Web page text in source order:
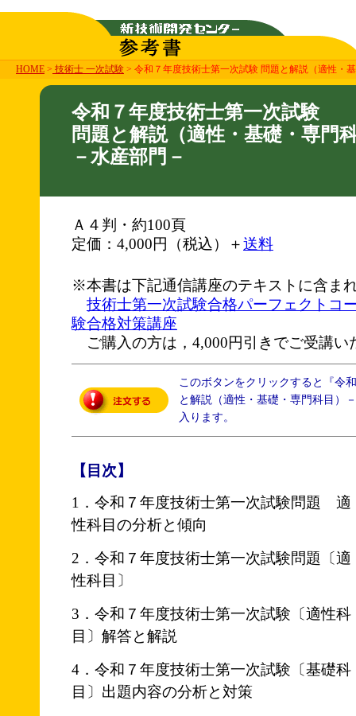
HOME > 技術士 一次試験 > 令和７年度技術士第一次試験 問題と解説（適性・
令和７年度技術士第一次試験
問題と解説（適性・基礎・専門
－水産部門－
Ａ４判・約100頁
定価：4,000円（税込）＋送料
※本書は下記通信講座のテキストに含ま
技術士第一次試験合格パーフェクトコ
験合格対策講座
ご購入の方は，4,000円引きでご受講い
このボタンをクリックすると『令
と解説（適性・基礎・専門科目）
入ります。
【目次】
1．令和７年度技術士第一次試験問題 適
性科目の分析と傾向
2．令和７年度技術士第一次試験問題〔適
性科目〕
3．令和７年度技術士第一次試験〔適性科
目〕解答と解説
4．令和７年度技術士第一次試験〔基礎科
目〕出題内容の分析と対策